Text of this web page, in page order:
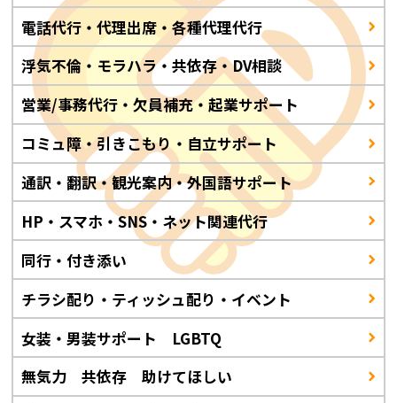
電話代行・代理出席・各種代理代行
浮気不倫・モラハラ・共依存・DV相談
営業/事務代行・欠員補充・起業サポート
コミュ障・引きこもり・自立サポート
通訳・翻訳・観光案内・外国語サポート
HP・スマホ・SNS・ネット関連代行
同行・付き添い
チラシ配り・ティッシュ配り・イベント
女装・男装サポート LGBTQ
無気力 共依存 助けてほしい